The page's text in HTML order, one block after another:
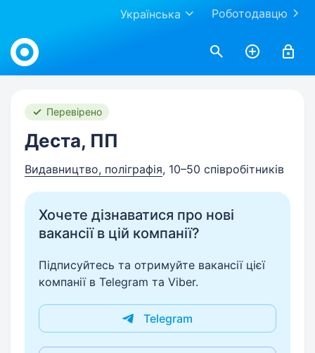
Роботодавцю
Українська
Work.ua
Перевірено
Деста, ПП
Видавництво, поліграфія, 10–50 співробітників
Хочете дізнаватися про нові
вакансії в цій компанії?
Підписуйтесь та отримуйте вакансії цієї
компанії в Telegram та Viber.
Telegram